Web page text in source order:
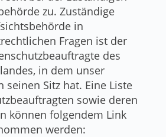
zu. Zuständige
in
Fragen ist der
des
in dem unser
seinen Sitz hat. Eine Liste
sowie deren
können folgendem Link
werden: